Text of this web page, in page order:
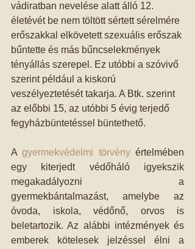
vádiratban nevelése alatt álló 12.
életévét be nem töltött sértett sérelmére
erőszakkal elkövetett szexuális erőszak
bűntette és más bűncselekmények
tényállás szerepel. Ez utóbbi a szóvivő
szerint például a kiskorú
veszélyeztetését takarja. A Btk. szerint
az előbbi 15, az utóbbi 5 évig terjedő
fegyházbüntetéssel büntethető.
A gyermekvédelmi törvény értelmében
egy kiterjedt védőháló igyekszik
megakadályozni a
gyermekbántalmazást, amelybe az
óvoda, iskola, védőnő, orvos is
beletartozik. Az alábbi intézmények és
emberek kötelesek jelzéssel élni a